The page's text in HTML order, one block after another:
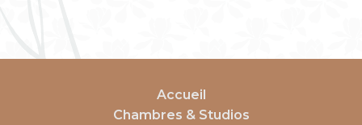
Accueil
Chambres & Studios